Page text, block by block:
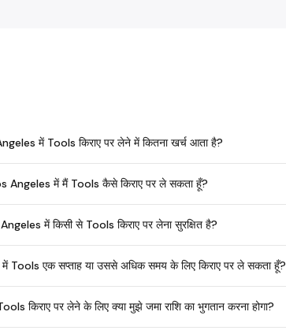
में Tools किराए पर लेने में कितना खर्च आता है?
Angeles में मैं Tools कैसे किराए पर ले सकता हूँ?
में किसी से Tools किराए पर लेना सुरक्षित है?
Tools एक सप्ताह या उससे अधिक समय के लिए किराए पर ले सकता हूँ?
किराए पर लेने के लिए क्या मुझे जमा राशि का भुगतान करना होगा?